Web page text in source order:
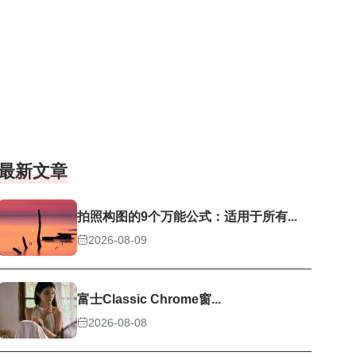
新文章
拍照构图的9个万能公式：适用于所有...
2026-08-09
富士Classic Chrome窗...
2026-08-08